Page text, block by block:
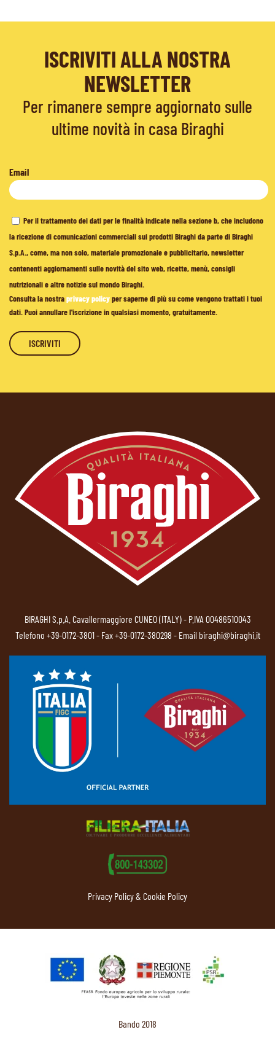
ISCRIVITI ALLA NOSTRA
NEWSLETTER
Per rimanere sempre aggiornato sulle
ultime novità in casa Biraghi
Email
Per il trattamento dei dati per le finalità indicate nella sezione b, che includono
la ricezione di comunicazioni commerciali sui prodotti Biraghi da parte di Biraghi
S.p.A., come, ma non solo, materiale promozionale e pubblicitario, newsletter
contenenti aggiornamenti sulle novità del sito web, ricette, menù, consigli
nutrizionali e altre notizie sul mondo Biraghi.
Consulta la nostraprivacy policyper saperne di più su come vengono trattati i tuoi
dati. Puoi annullare l'iscrizione in qualsiasi momento, gratuitamente.
BIRAGHI S.p.A. Cavallermaggiore CUNEO (ITALY) - P.IVA 00486510043
Telefono +39-0172-3801- Fax +39-0172-380298 - Email biraghi@biraghi.it
Privacy Policy & Cookie Policy
Bando 2018